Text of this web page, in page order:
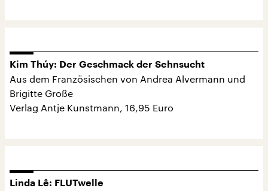
Kim Thúy: Der Geschmack der Sehnsucht
Aus dem Französischen von Andrea Alvermann und
Brigitte Große
Verlag Antje Kunstmann, 16,95 Euro
Linda Lê: FLUTwelle